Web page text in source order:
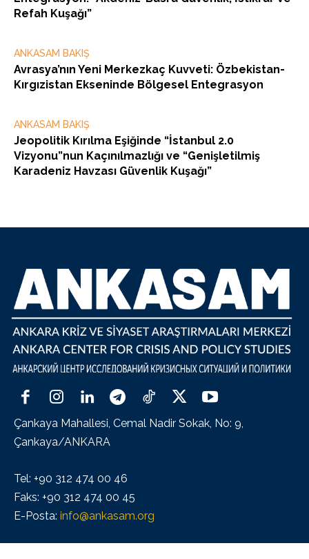
Refah Kuşağı”
ANKASAM BAKIŞ
Avrasya’nın Yeni Merkezkaç Kuvveti: Özbekistan-
Kırgızistan Ekseninde Bölgesel Entegrasyon
ANKASAM BAKIŞ
Jeopolitik Kırılma Eşiğinde “İstanbul 2.0
Vizyonu”nun Kaçınılmazlığı ve “Genişletilmiş
Karadeniz Havzası Güvenlik Kuşağı”
Çankaya Mahallesi, Cemal Nadir Sokak, No: 9,
Çankaya/ANKARA
Tel: +90 312 474 00 46
Faks: +90 312 474 00 45
E-Posta: info@ankasam.org